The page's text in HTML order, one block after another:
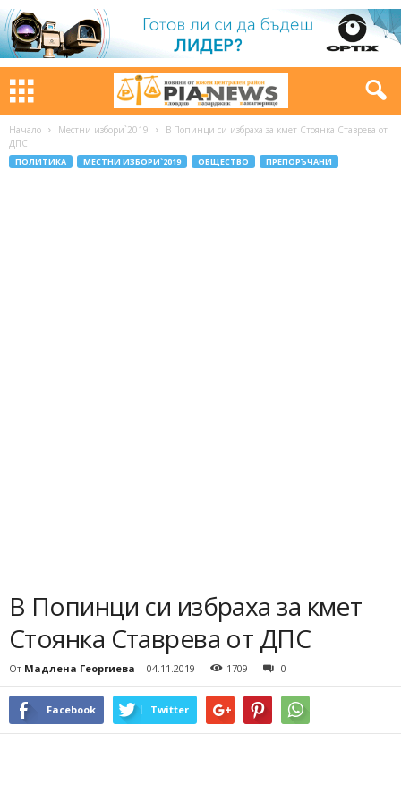
Начало Местни избори`2019
В Попинци си избраха за кмет Стоянка Ставрева от
ДПС
ПОЛИТИКА МЕСТНИ ИЗБОРИ`2019 ОБЩЕСТВО ПРЕПОРЪЧАНИ
В Попинци си избраха за кмет
Стоянка Ставрева от ДПС
От Мадлена Георгиева - 04.11.2019 1709 0
Facebook Twitter